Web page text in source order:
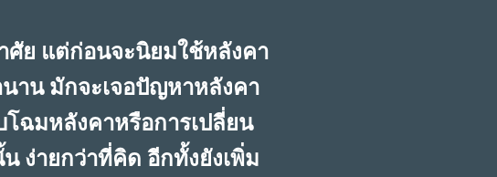
ศัย แต่ก่อนจะนิยมใช้หลังคา
นาน มักจะเจอปัญหาหลังคา
ฉมหลังคาหรือการเปลี่ยน
ง่ายกว่าที่คิด อีกทั้งยังเพิ่ม